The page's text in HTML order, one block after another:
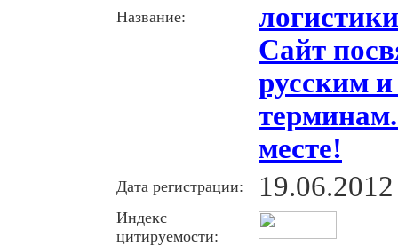
Название:
Сайт
русским
месте!
Дата регистрации: 19.06.2012
Индекс
цитируемости: